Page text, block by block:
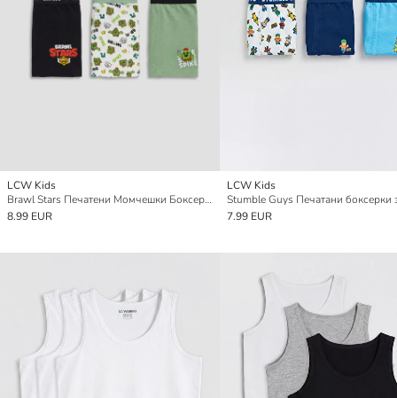
LCW Kids
Brawl Stars Печатени Момчешки Боксерки 3-Бройка
8.99 EUR
LCW Kids
7.99 EUR